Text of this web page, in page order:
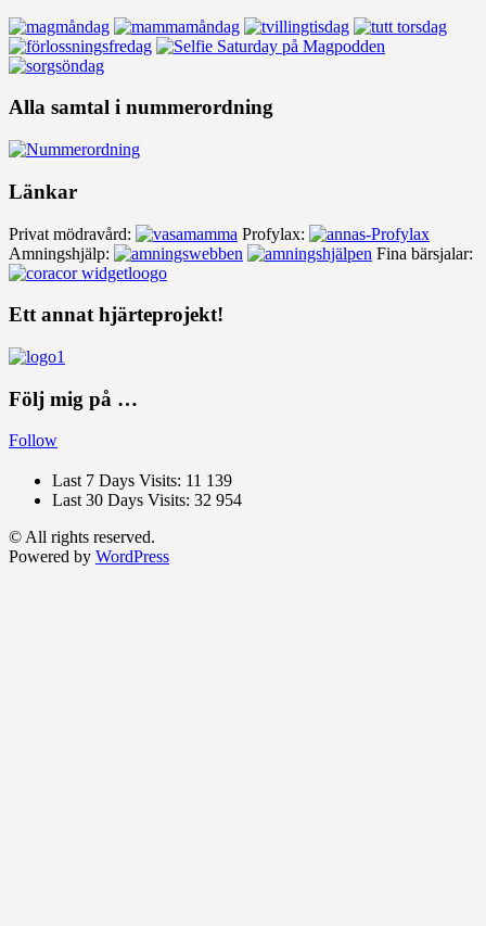
Alla samtal i nummerordning
Länkar
Privat mödravård:
Profylax:
Amningshjälp:
Fina bärsjalar:
Ett annat hjärteprojekt!
Följ mig på …
Follow
Last 7 Days Visits: 11 139
Last 30 Days Visits: 32 954
© All rights reserved.
Powered by WordPress